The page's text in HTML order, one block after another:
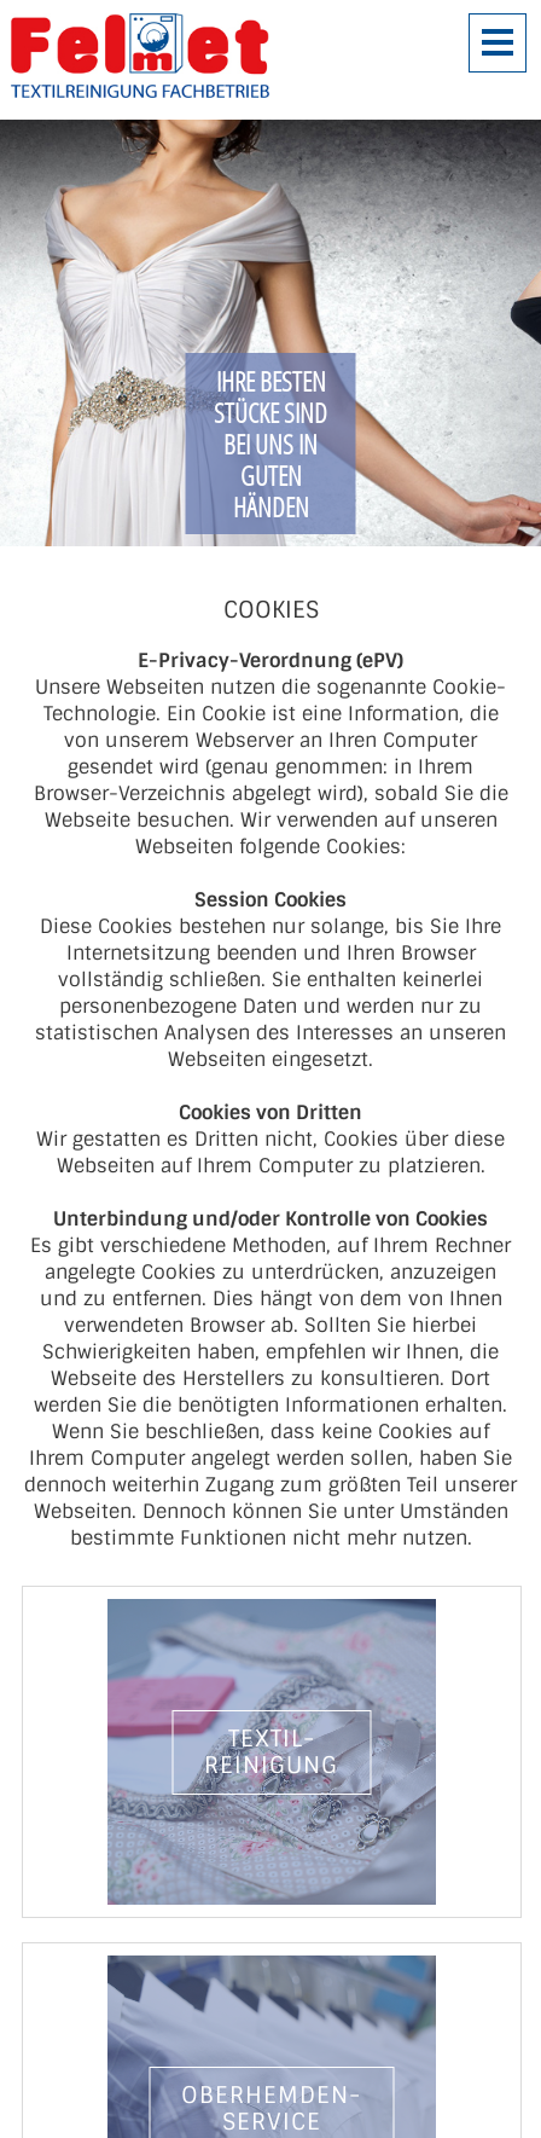
IHRE BESTEN
STÜCKE SIND
BEI UNS IN
GUTEN
HÄNDEN
COOKIES
E-Privacy-Verordnung (ePV)
Unsere Webseiten nutzen die sogenannte Cookie-
Technologie. Ein Cookie ist eine Information, die
von unserem Webserver an Ihren Computer
gesendet wird (genau genommen: in Ihrem
Browser-Verzeichnis abgelegt wird), sobald Sie die
Webseite besuchen. Wir verwenden auf unseren
Webseiten folgende Cookies:
Session Cookies
Diese Cookies bestehen nur solange, bis Sie Ihre
Internetsitzung beenden und Ihren Browser
vollständig schließen. Sie enthalten keinerlei
personenbezogene Daten und werden nur zu
statistischen Analysen des Interesses an unseren
Webseiten eingesetzt.
Cookies von Dritten
Wir gestatten es Dritten nicht, Cookies über diese
Webseiten auf Ihrem Computer zu platzieren.
Unterbindung und/oder Kontrolle von Cookies
Es gibt verschiedene Methoden, auf Ihrem Rechner
angelegte Cookies zu unterdrücken, anzuzeigen
und zu entfernen. Dies hängt von dem von Ihnen
verwendeten Browser ab. Sollten Sie hierbei
Schwierigkeiten haben, empfehlen wir Ihnen, die
Webseite des Herstellers zu konsultieren. Dort
werden Sie die benötigten Informationen erhalten.
Wenn Sie beschließen, dass keine Cookies auf
Ihrem Computer angelegt werden sollen, haben Sie
dennoch weiterhin Zugang zum größten Teil unserer
Webseiten. Dennoch können Sie unter Umständen
bestimmte Funktionen nicht mehr nutzen.
TEXTIL-
REINIGUNG
OBERHEMDEN-
SERVICE